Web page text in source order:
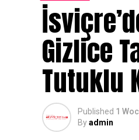
Gizlice
Tutuklu
Published 1
Byadmin